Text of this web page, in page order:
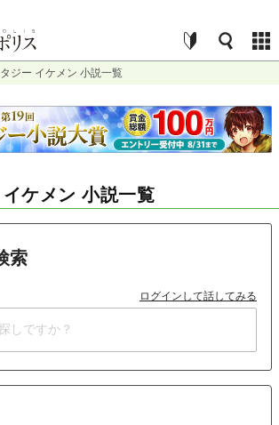
ジー イケメン 小説一覧
ケメン 小説一覧
索
ログインして話してみる